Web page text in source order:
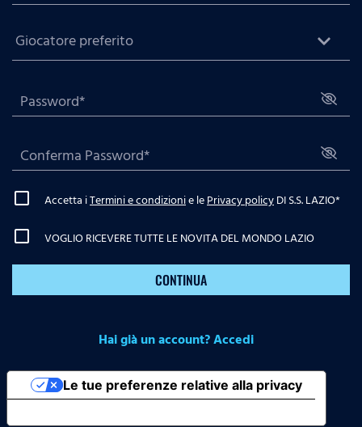
Accetta iTermini e condizionie lePrivacy policyDI S.S. LAZIO*
VOGLIO RICEVERE TUTTE LE NOVITA DEL MONDO LAZIO
CONTINUA
Hai già un account? Accedi
Le tue preferenze relative alla privacy